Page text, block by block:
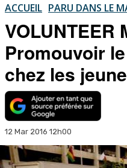
ACCUEIL PARU DANS LE
VOLUNTEER
Promouvoir
chez les
12 Mar 2016 12h00